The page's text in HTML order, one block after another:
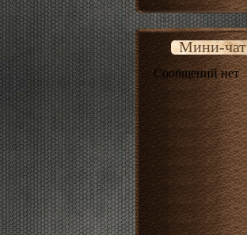
Мини-чат